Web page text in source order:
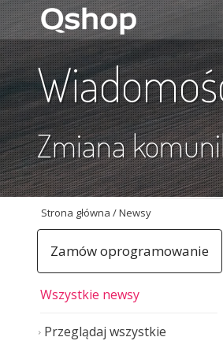
Zmiana
Strona główna / Newsy
Zamów oprogramowanie
Wszystkie newsy
Przeglądaj wszystkie